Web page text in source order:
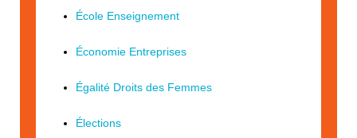
École Enseignement
Économie Entreprises
Égalité Droits des Femmes
Élections